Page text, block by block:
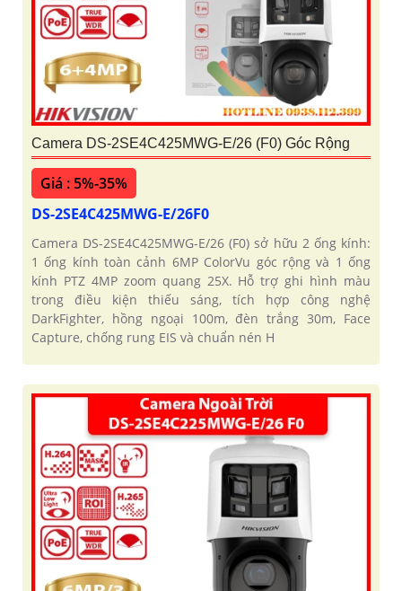
Camera DS-2SE4C425MWG-E/26 (F0) Góc Rộng
Giá : 5%-35%
DS-2SE4C425MWG-E/26F0
Camera DS-2SE4C425MWG-E/26 (F0) sở hữu 2 ống kính:
1 ống kính toàn cảnh 6MP ColorVu góc rộng và 1 ống
kính PTZ 4MP zoom quang 25X. Hỗ trợ ghi hình màu
trong điều kiện thiếu sáng, tích hợp công nghệ
DarkFighter, hồng ngoại 100m, đèn trắng 30m, Face
Capture, chống rung EIS và chuẩn nén H